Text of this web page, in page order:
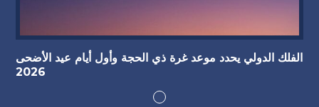
الفلك الدولي يحدد موعد غرة ذي الحجة وأول أيام عيد الأضحى
2026